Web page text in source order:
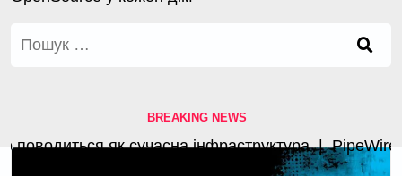
Пошук:
BREAKING NEWS
як сучасна інфраструктура |PipeWire